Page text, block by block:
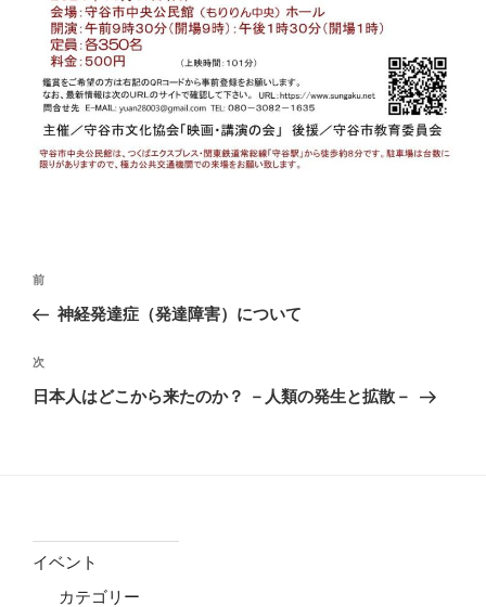
投
ナ
ビ
ゲ
前
の
稿
前
神経発達症（発達障害）について
次
の
次
日本人はどこから来たのか？ －人類の発生と拡散－
イベント
カテゴリー